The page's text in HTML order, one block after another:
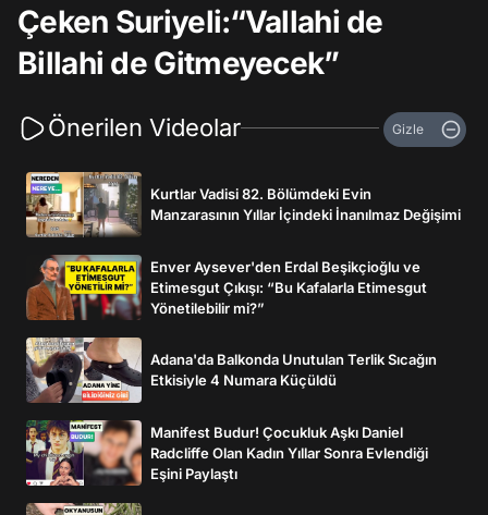
Çeken Suriyeli:“Vallahi de
Billahi de Gitmeyecek”
Önerilen Videolar Gizle
Kurtlar Vadisi 82. Bölümdeki Evin
Manzarasının Yıllar İçindeki İnanılmaz Değişimi
Enver Aysever'den Erdal Beşikçioğlu ve
Etimesgut Çıkışı: “Bu Kafalarla Etimesgut
Yönetilebilir mi?”
Adana'da Balkonda Unutulan Terlik Sıcağın
Etkisiyle 4 Numara Küçüldü
Manifest Budur! Çocukluk Aşkı Daniel
Radcliffe Olan Kadın Yıllar Sonra Evlendiği
Eşini Paylaştı